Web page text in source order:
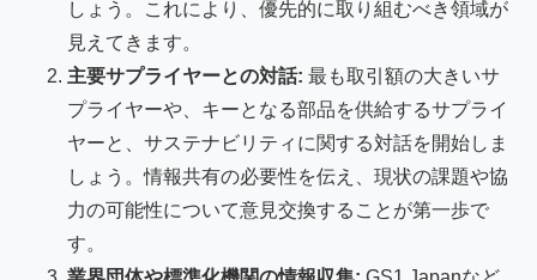
しょう。これにより、優先的に取り組むべき領域が
見えてきます。
主要サプライヤーとの対話: 最も取引額の大きいサ
プライヤーや、キーとなる部品を供給するサプライ
ヤーと、サステナビリティに関する対話を開始しま
しょう。情報共有の必要性を伝え、現状の課題や協
力の可能性について意見交換することが第一歩で
す。